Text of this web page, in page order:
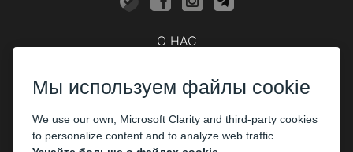
О НАС
ПАРТНЕРАМ
Организаторам
Корпоративным клиентам
Мы используем файлы cookie
We use our own, Microsoft Clarity and third-party cookies
to personalize content and to analyze web traffic.